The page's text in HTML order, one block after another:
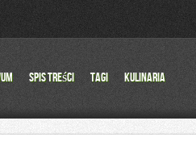
Spis Treści Tagi Kulinaria